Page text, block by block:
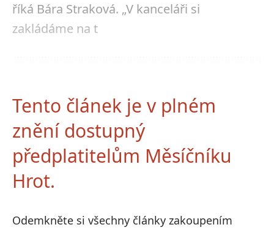
říká Bára Straková. „V kanceláři si
zakládáme na t
Tento článek je v plném
znění dostupný
předplatitelům Měsíčníku
Hrot.
Odemkněte si všechny články zakoupením